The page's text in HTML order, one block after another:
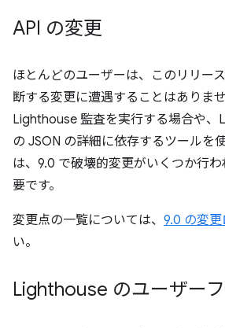
API の変更
ほとんどのユーザーは、このリリー
断する変更に遭遇することはありま
Lighthouse 監査を実行する場合や、
の JSON の詳細に依存するツールを
は、9.0 で破壊的変更がいくつか行
要です。
変更点の一覧については、 9.0 の変
い。
Lighthouse のユーザー